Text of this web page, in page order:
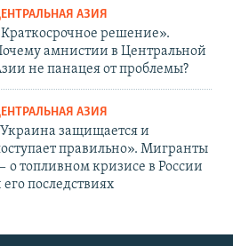
АЗИЯ
решение».
амнистии в Центральной
не панацея от проблемы?
АЗИЯ
защищается и
правильно». Мигранты
о топливном кризисе в России
его последствиях